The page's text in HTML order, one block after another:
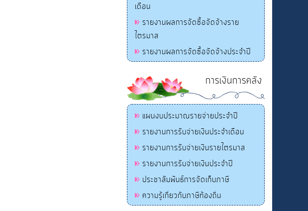
เดือน
รายงานผลการจัดซื้อจัดจ้างราย
ไตรมาส
รายงานผลการจัดซื้อจัดจ้างประจำปี
การเงินการคลัง
แผนงบประมาณรายจ่ายประจำปี
รายงานการรับจ่ายเงินประจำเดือน
รายงานการรับจ่ายเงินรายไตรมาส
รายงานการรับจ่ายเงินประจำปี
ประชาสัมพันธ์การจัดเก็บภาษี
ความรู้เกี่ยวกับภาษีท้องถิ่น